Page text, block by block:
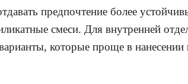
предпочтение более
смеси. Для внутренней
которые проще в нанесении